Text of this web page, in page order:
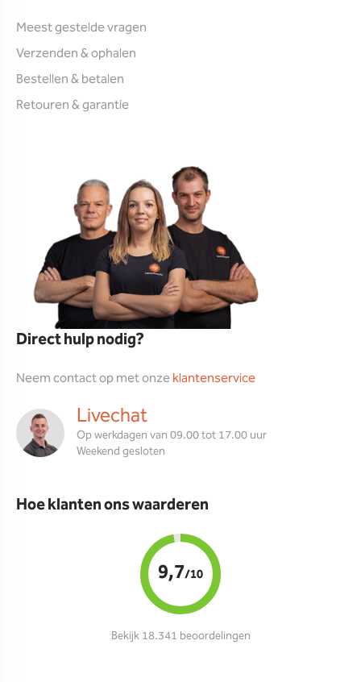
Meest gestelde vragen
Verzenden & ophalen
Bestellen & betalen
Retouren & garantie
Direct hulp nodig?
Neem contact op met onzeklantenservice
Livechat
Op werkdagen van 09.00 tot 17.00 uur
Weekend gesloten
Hoe klanten ons waarderen
9,7/10
Bekijk 18.341 beoordelingen